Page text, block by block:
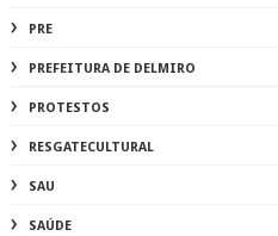
PRE
PREFEITURA DE DELMIRO
PROTESTOS
RESGATECULTURAL
SAU
SAÚDE